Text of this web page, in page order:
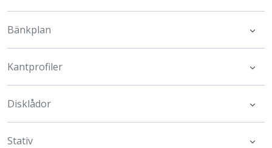
Bänkplan
Kantprofiler
Disklådor
Stativ